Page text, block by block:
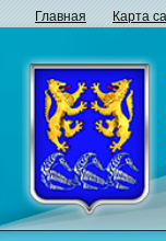
Главная Карта